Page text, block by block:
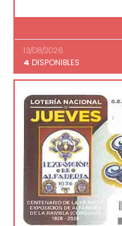
13/08/2026
4 DISPONIBLES